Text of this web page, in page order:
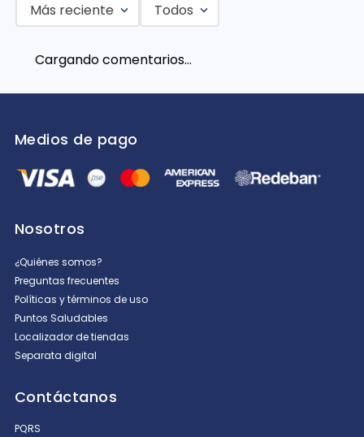
Más reciente Todos
Cargando comentarios…
Medios de pago
Nosotros
¿Quiénes somos?
Preguntas frecuentes
Políticas y términos de uso
Puntos Saludables
Localizador de tiendas
Separata digital
Contáctanos
PQRS